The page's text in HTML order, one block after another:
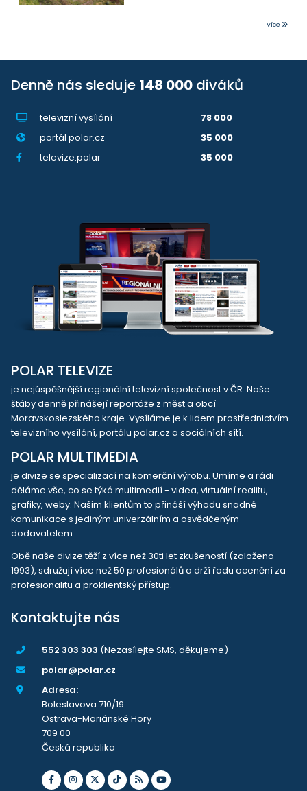
Více
Denně nás sleduje 148 000 diváků
televizní vysílání
78 000
portál polar.cz
35 000
televize.polar
35 000
POLAR TELEVIZE
je nejúspěšnější regionální televizní společnost v ČR. Naše
štáby denně přinášejí reportáže z měst a obcí
Moravskoslezského kraje. Vysíláme je k lidem prostřednictvím
televizního vysílání, portálu polar.cz a sociálních sítí.
POLAR MULTIMEDIA
je divize se specializací na komerční výrobu. Umíme a rádi
děláme vše, co se týká multimedií - videa, virtuální realitu,
grafiky, weby. Našim klientům to přináší výhodu snadné
komunikace s jediným univerzálním a osvědčeným
dodavatelem.
Obě naše divize těží z více než 30ti let zkušeností (založeno
1993), sdružují více než 50 profesionálů a drží řadu ocenění za
profesionalitu a proklientský přístup.
Kontaktujte nás
552 303 303 (Nezasílejte SMS, děkujeme)
polar@polar.cz
Adresa:
Boleslavova 710/19
Ostrava-Mariánské Hory
709 00
Česká republika